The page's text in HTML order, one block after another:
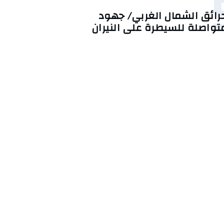
الشمال الغربي/ جهود
للسيطرة على النيران